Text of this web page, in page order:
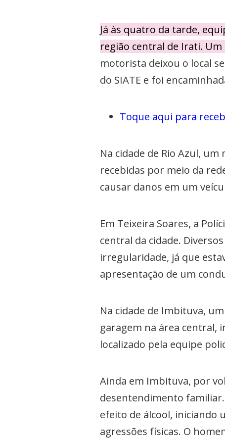
Já às quatro da tarde,
região central de Irati.
motorista deixou o local
do SIATE e foi
Toque aqui para
Na cidade de Rio Azul,
recebidas por meio da
causar danos em um
Em Teixeira Soares, a
central da cidade.
irregularidade, já que
apresentação de um
Na cidade de Imbituva,
garagem na área central,
localizado pela equipe
Ainda em Imbituva, por
desentendimento
efeito de álcool, iniciando
agressões físicas. O